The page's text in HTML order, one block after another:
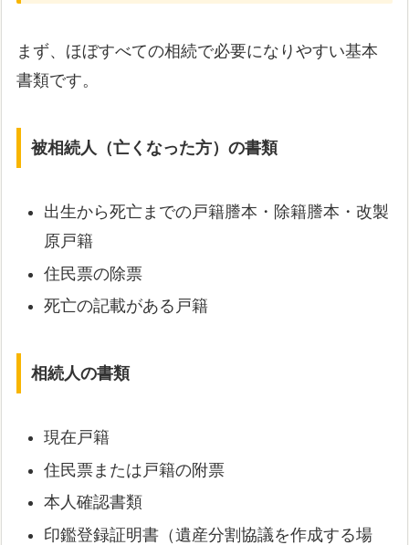
まず、ほぼすべての相続で必要になりやすい基本
書類です。
被相続人（亡くなった方）の書類
出生から死亡までの戸籍謄本・除籍謄本・改製
原戸籍
住民票の除票
死亡の記載がある戸籍
相続人の書類
現在戸籍
住民票または戸籍の附票
本人確認書類
印鑑登録証明書（遺産分割協議を作成する場